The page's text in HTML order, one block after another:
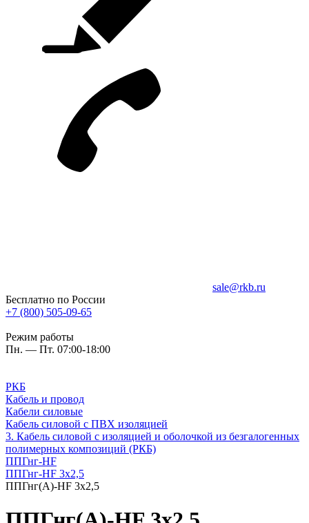
sale@rkb.ru
Бесплатно по России
+7 (800) 505-09-65
Режим работы
Пн. — Пт. 07:00-18:00
РКБ
Кабель и провод
Кабели силовые
Кабель силовой с ПВХ изоляцией
3. Кабель силовой с изоляцией и оболочкой из безгалогенных
полимерных композиций (РКБ)
ППГнг-HF
ППГнг-HF 3х2,5
ППГнг(А)-HF 3х2,5